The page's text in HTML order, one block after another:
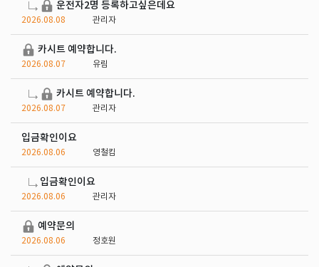
운전자2명 등록하고싶은데요
2026.08.08 관리자
카시트 예약합니다.
2026.08.07 유림
카시트 예약합니다.
2026.08.07 관리자
입금확인이요
2026.08.06 영철킴
입금확인이요
2026.08.06 관리자
예약문의
2026.08.06 정호원